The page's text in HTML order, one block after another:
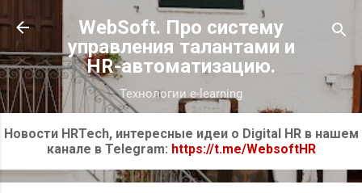
К основному контенту
WebSoft. Про систему
управления талантами и
HR-автоматизацию.
Технологии e-learning
Новости HRTech, интересные идеи о Digital HR в нашем
канале в Telegram: https://t.me/WebsoftHR